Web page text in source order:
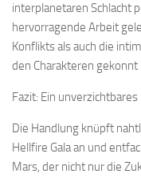
interplanetaren Schlacht
hervorragende Arbeit
Konflikts als auch die
den Charakteren
Fazit: Ein
Die Handlung knüpft
Hellfire Gala an und
Mars, der nicht nur die